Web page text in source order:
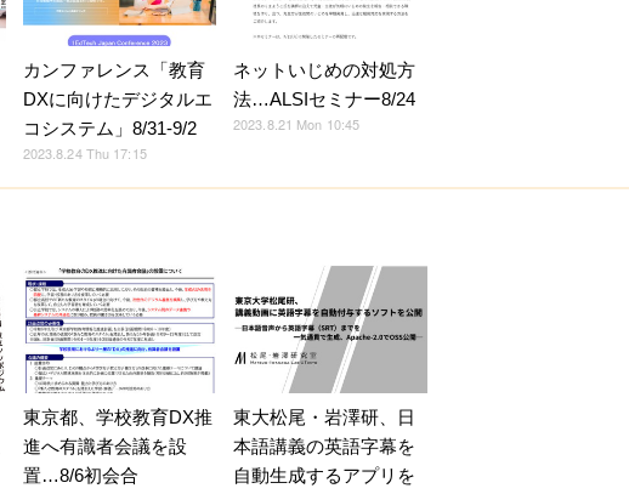
カンファレンス「教育
DXに向けたデジタルエ
コシステム」8/31-9/2
2023.8.24 Thu 17:15
ネットいじめの対処方
法…ALSIセミナー8/24
2023.8.21 Mon 10:45
東京都、学校教育DX推
進へ有識者会議を設
置…8/6初会合
東大松尾・岩澤研、日
本語講義の英語字幕を
自動生成するアプリを